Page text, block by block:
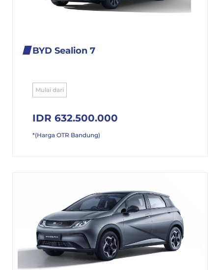
BYD Sealion 7
Mulai dari
IDR 632.500.000
*(Harga OTR Bandung)